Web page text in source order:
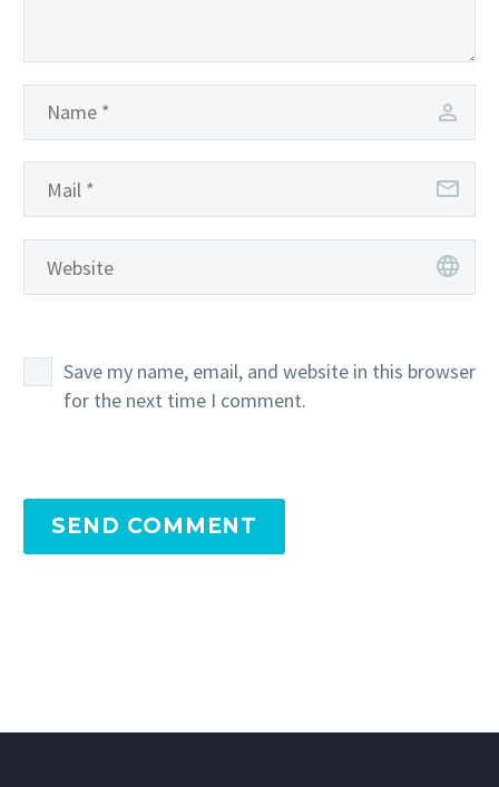
Save my name, email, and website in this browser
for the next time I comment.
SEND COMMENT